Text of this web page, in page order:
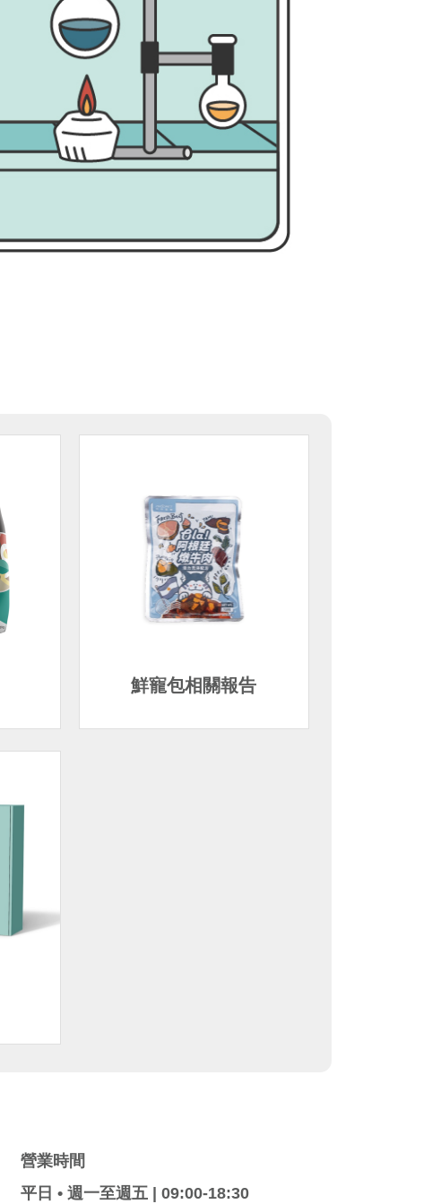
鮮寵包相關報告
營業時間
平日 • 週一至週五 | 09:00-18:30